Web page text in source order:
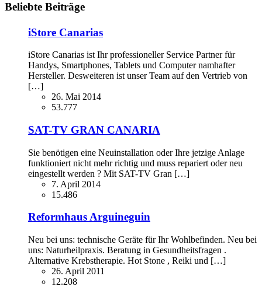
Beliebte Beiträge
iStore Canarias
iStore Canarias ist Ihr professioneller Service Partner für
Handys, Smartphones, Tablets und Computer namhafter
Hersteller. Desweiteren ist unser Team auf den Vertrieb von
[…]
26. Mai 2014
53.777
SAT-TV GRAN CANARIA
Sie benötigen eine Neuinstallation oder Ihre jetzige Anlage
funktioniert nicht mehr richtig und muss repariert oder neu
eingestellt werden ? Mit SAT-TV Gran […]
7. April 2014
15.486
Reformhaus Arguineguin
Neu bei uns: technische Geräte für Ihr Wohlbefinden. Neu bei
uns: Naturheilpraxis. Beratung in Gesundheitsfragen .
Alternative Krebstherapie. Hot Stone , Reiki und […]
26. April 2011
12.208